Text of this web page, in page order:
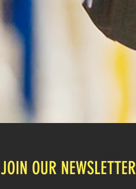
JOIN OUR NEWSLETTER